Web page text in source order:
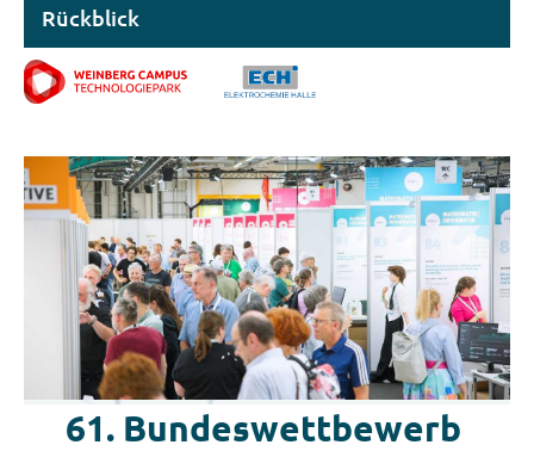
Rückblick
61. Bundeswettbewerb